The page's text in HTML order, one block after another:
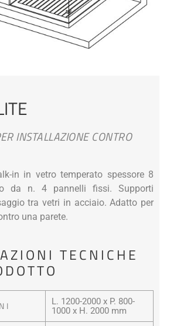
INSTALLAZIONE CONTRO
in in vetro temperato spessore 8
da n. 4 pannelli fissi. Supporti
tra vetri in acciaio. Adatto per
una parete.
TECNICHE
L. 1200-2000 x P. 800-
1000 x H. 2000 mm